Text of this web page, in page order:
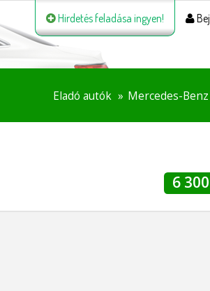
Hirdetés feladása ingyen!
Eladó autók Mercedes-Benz
6